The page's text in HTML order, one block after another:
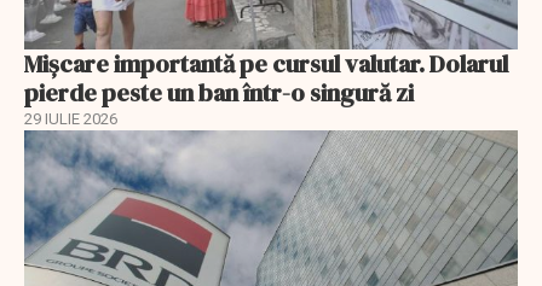
Mișcare importantă pe cursul valutar. Dolarul
pierde peste un ban într-o singură zi
29 IULIE 2026